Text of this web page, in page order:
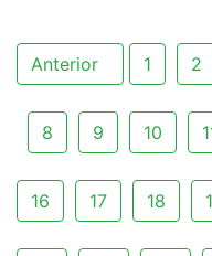
Anterior 1 2
8 9 10
16 17 18